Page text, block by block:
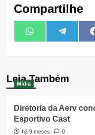
Compartilhe
Share
on
WhatsAppShare
on
Leia Também
Mídia
Diretoria da Aerv
Esportivo Cast
há 9 meses
0